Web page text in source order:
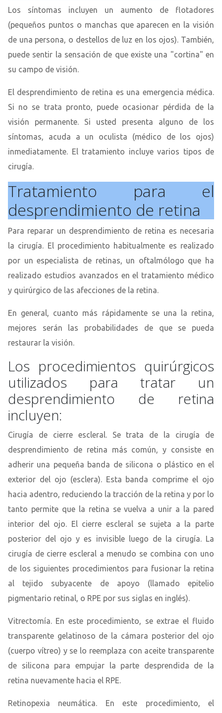
Los síntomas incluyen un aumento de flotadores
(pequeños puntos o manchas que aparecen en la visión
de una persona, o destellos de luz en los ojos). También,
puede sentir la sensación de que existe una "cortina" en
su campo de visión.
El desprendimiento de retina es una emergencia médica.
Si no se trata pronto, puede ocasionar pérdida de la
visión permanente. Si usted presenta alguno de los
síntomas, acuda a un oculista (médico de los ojos)
inmediatamente. El tratamiento incluye varios tipos de
cirugía.
Tratamiento para el
desprendimiento de retina
Para reparar un desprendimiento de retina es necesaria
la cirugía. El procedimiento habitualmente es realizado
por un especialista de retinas, un oftalmólogo que ha
realizado estudios avanzados en el tratamiento médico
y quirúrgico de las afecciones de la retina.
En general, cuanto más rápidamente se una la retina,
mejores serán las probabilidades de que se pueda
restaurar la visión.
Los procedimientos quirúrgicos
utilizados para tratar un
desprendimiento de retina
incluyen:
Cirugía de cierre escleral. Se trata de la cirugía de
desprendimiento de retina más común, y consiste en
adherir una pequeña banda de silicona o plástico en el
exterior del ojo (esclera). Esta banda comprime el ojo
hacia adentro, reduciendo la tracción de la retina y por lo
tanto permite que la retina se vuelva a unir a la pared
interior del ojo. El cierre escleral se sujeta a la parte
posterior del ojo y es invisible luego de la cirugía. La
cirugía de cierre escleral a menudo se combina con uno
de los siguientes procedimientos para fusionar la retina
al tejido subyacente de apoyo (llamado epitelio
pigmentario retinal, o RPE por sus siglas en inglés).
Vitrectomía. En este procedimiento, se extrae el fluido
transparente gelatinoso de la cámara posterior del ojo
(cuerpo vítreo) y se lo reemplaza con aceite transparente
de silicona para empujar la parte desprendida de la
retina nuevamente hacia el RPE.
Retinopexia neumática. En este procedimiento, el